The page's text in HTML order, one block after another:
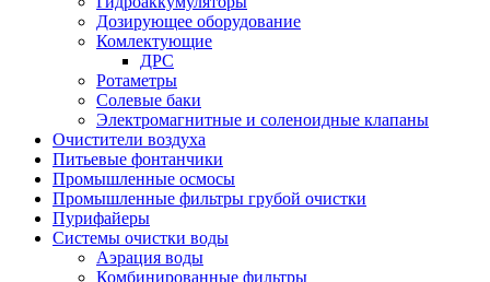
Дозирующее оборудование
Комлектующие
ДРС
Ротаметры
Солевые баки
Электромагнитные и соленоидные клапаны
Очистители воздуха
Питьевые фонтанчики
Промышленные осмосы
Промышленные фильтры грубой очистки
Пурифайеры
Системы очистки воды
Аэрация воды
Комбинированные фильтры